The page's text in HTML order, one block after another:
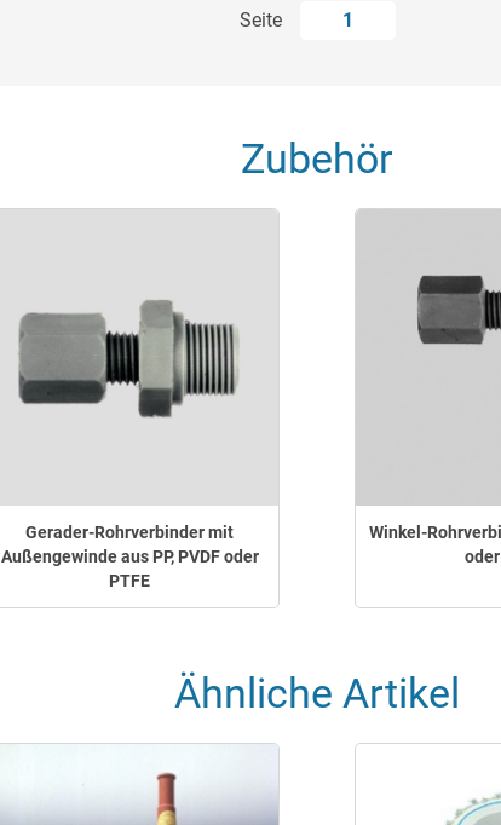
Seite 1
Zubehör
Gerader-Rohrverbinder mit
Außengewinde aus PP, PVDF oder
PTFE
Winkel-
Ähnliche Artikel